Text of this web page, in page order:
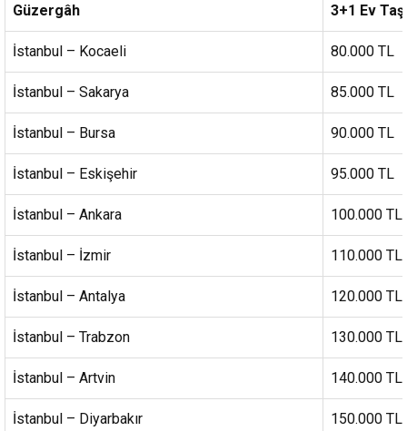
Güzergâh 3+1 Ev
İstanbul – Kocaeli 80.000 TL
İstanbul – Sakarya 85.000 TL
İstanbul – Bursa 90.000 TL
İstanbul – Eskişehir 95.000 TL
İstanbul – Ankara 100.000 TL
İstanbul – İzmir 110.000 TL
İstanbul – Antalya 120.000 TL
İstanbul – Trabzon 130.000 TL
İstanbul – Artvin 140.000 TL
İstanbul – Diyarbakır 150.000 TL